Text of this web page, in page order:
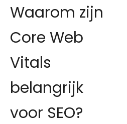
Waarom zijn
Core Web
Vitals
belangrijk
voor SEO?